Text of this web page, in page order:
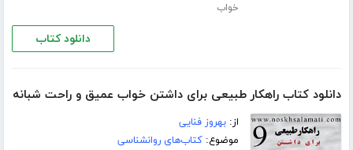
خواب
دانلود کتاب
دانلود کتاب راهکار طبیعی برای داشتن خواب عمیق و راحت شبانه
از:بهروز فنایی
موضوع:کتاب‌های روانشناسی